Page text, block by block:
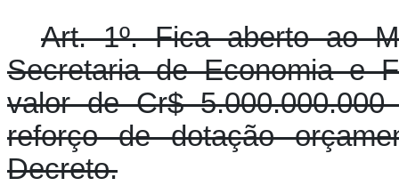
Art. 1º. Fica aberto ao
Secretaria de Economia e
valor de Cr$
reforço de dotação
Decreto.